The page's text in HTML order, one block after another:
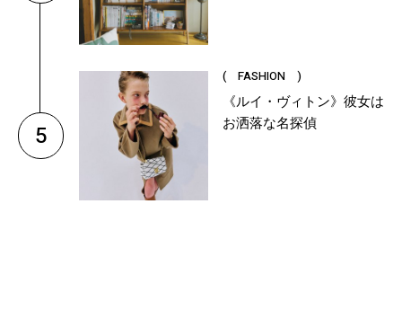
5
( FASHION )
《ルイ・ヴィトン》彼女は
お洒落な名探偵